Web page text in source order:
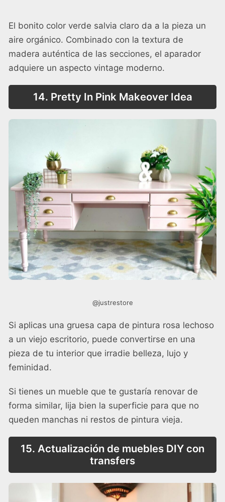
El bonito color verde salvia claro da a la pieza un
aire orgánico. Combinado con la textura de
madera auténtica de las secciones, el aparador
adquiere un aspecto vintage moderno.
14. Pretty In Pink Makeover Idea
@justrestore
Si aplicas una gruesa capa de pintura rosa lechoso
a un viejo escritorio, puede convertirse en una
pieza de tu interior que irradie belleza, lujo y
feminidad.
Si tienes un mueble que te gustaría renovar de
forma similar, lija bien la superficie para que no
queden manchas ni restos de pintura vieja.
15. Actualización de muebles DIY con
transfers